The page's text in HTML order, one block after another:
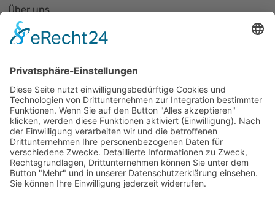
Über uns
PhotonicNet:work - 1. Netzwerktreffen
Organisationsform
Partnernetze
Mitglied werden
Projekte
Veranstaltungen
Alle Veranstaltungen
Jobs